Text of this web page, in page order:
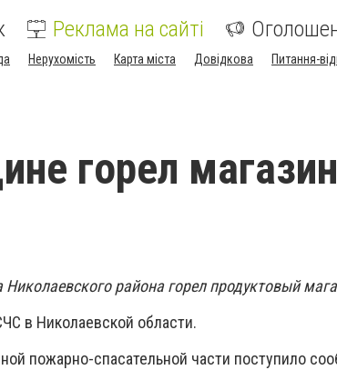
Реклама на сайті
Нерухомість Карта міста Довідкова Питання-
горел
района горел продуктовый
в Николаевской области.
пожарно-спасательной части поступило